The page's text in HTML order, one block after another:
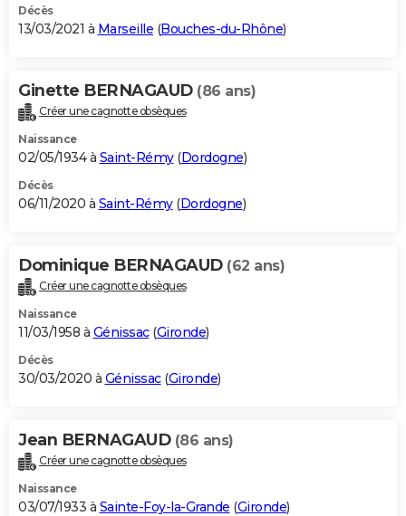
Décès
13/03/2021 à Marseille (Bouches-du-Rhône)
Ginette BERNAGAUD (86 ans)
Créer une cagnotte obsèques
Naissance
02/05/1934 à Saint-Rémy(Dordogne)
Décès
06/11/2020 à Saint-Rémy(Dordogne)
Dominique BERNAGAUD (62 ans)
Créer une cagnotte obsèques
Naissance
11/03/1958 à Génissac(Gironde)
Décès
30/03/2020 à Génissac(Gironde)
Jean BERNAGAUD (86 ans)
Créer une cagnotte obsèques
Naissance
03/07/1933 à Sainte-Foy-la-Grande (Gironde)